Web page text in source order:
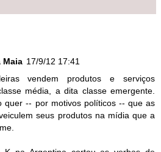
Maia 17/9/12 17:41
vendem produtos e serviços
média, a dita classe emergente.
quer -- por motivos políticos -- que as
seus produtos na mídia que a